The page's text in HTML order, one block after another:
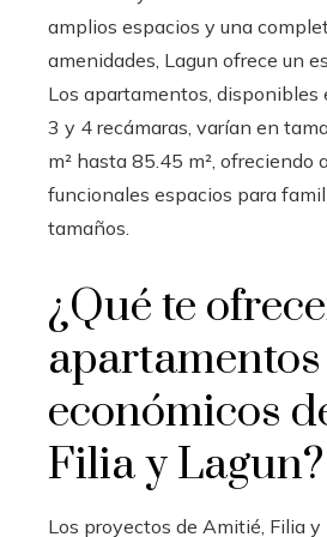
amplios espacios y una
amenidades, Lagun ofrece un
Los apartamentos, disponibles
3 y 4 recámaras, varían en
m² hasta 85.45 m², ofreciendo
funcionales espacios para
tamaños.
¿Qué te
apartamentos
económicos
Filia y Lagun?
Los proyectos de Amitié, Filia